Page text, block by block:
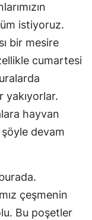
istiyoruz.
bir mesire
cumartesi
yakıyorlar.
hayvan
devam
çeşmenin
Bu poşetler